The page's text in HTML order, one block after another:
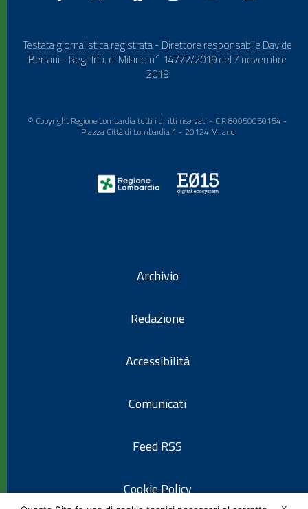
Testata giornalistica registrata - Direttore responsabile Davide
Bertani - Reg. Trib. di Milano n° 14772/2019 del 7 novembre
2019
© Copyright Regione Lombardia tutti i diritti riservati - C.F. 80050050154 -
Piazza Città di Lombardia 1 - 20124 Milano
Archivio
Redazione
Accessibilità
Comunicati
Feed RSS
Cookie Policy